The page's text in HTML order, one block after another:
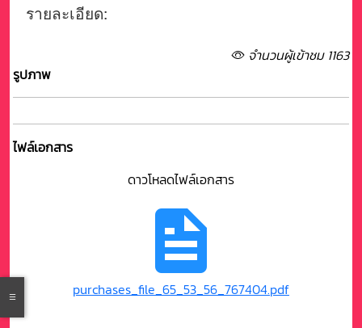
รายละเอียด:
จำนวนผู้เข้าชม 1163
รูปภาพ
ไฟล์เอกสาร
ดาวโหลดไฟล์เอกสาร
purchases_file_65_53_56_767404.pdf